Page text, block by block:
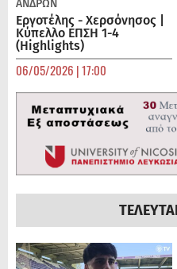
ΑΝΔΡΏΝ
Εργοτέλης - Χερσόνησος |
Κύπελλο ΕΠΣΗ 1-4
(Highlights)
06/05/2026 | 17:00